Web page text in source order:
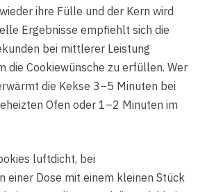
ihre Fülle und der Kern wird
Ergebnisse empfiehlt sich die
bei mittlerer Leistung
die Cookiewünsche zu erfüllen. Wer
die Kekse 3–5 Minuten bei
Ofen oder 1–2 Minuten im
luftdicht, bei
einer Dose mit einem kleinen Stück